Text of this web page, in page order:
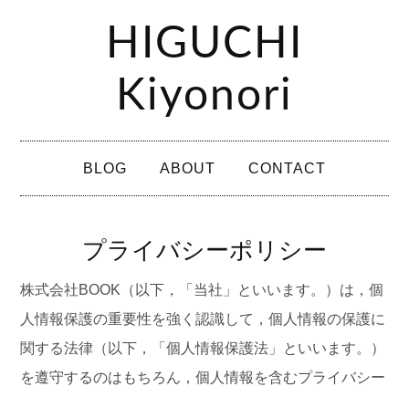
HIGUCHI
Kiyonori
イ
ニ
ュ
ー
BLOG ABOUT CONTACT
プライバシーポリシー
株式会社BOOK（以下，「当社」といいます。）は，個
人情報保護の重要性を強く認識して，個人情報の保護に
関する法律（以下，「個人情報保護法」といいます。）
を遵守するのはもちろん，個人情報を含むプライバシー